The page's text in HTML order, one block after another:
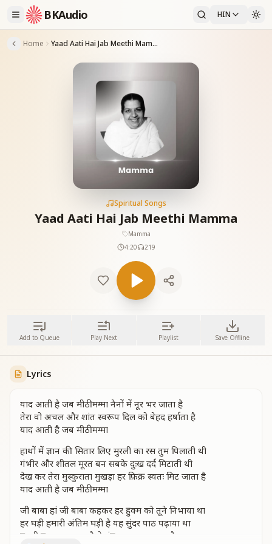
BKAudio HIN
Home Yaad Aati Hai Jab Meethi Mamma
Spiritual Songs
Yaad Aati Hai Jab Meethi Mamma
Mamma
4:20
219
Add to Queue Play Next Playlist Save Offline
Lyrics
याद आती है जब मीठी मम्मा नैनों में नूर भर जाता है
तेरा वो अचल और शांत स्वरूप दिल को बेहद हर्षाता है
याद आती है जब मीठी मम्मा
हाथों में ज्ञान की सितार लिए मुरली का रस तुम पिलाती थी
गंभीर और शीतल मूरत बन सबके दुःख दर्द मिटाती थी
देख कर तेरा मुस्कुराता मुखड़ा हर फ़िक्र स्वतः मिट जाता है
याद आती है जब मीठी मम्मा
जी बाबा हां जी बाबा कहकर हर हुक्म को तूने निभाया था
हर घड़ी हमारी अंतिम घड़ी है यह सुंदर पाठ पढ़ाया था
हुक्मी हुक्म चला रहा है ये मंत्र मम्मा याद आता है